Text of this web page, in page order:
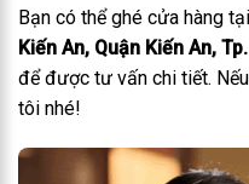
Bạn có thể ghé cửa hàng tại
Kiến An, Quận Kiến An,
để được tư vấn chi tiết.
tôi nhé!